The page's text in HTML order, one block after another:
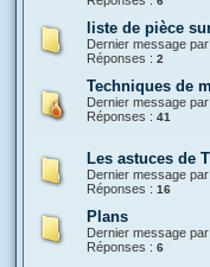
liste de pièce
Dernier message par
Réponses : 2
Techniques de
Dernier message par
Réponses : 41
Les astuces de
Dernier message par
Réponses : 16
Plans
Dernier message par
Réponses : 6